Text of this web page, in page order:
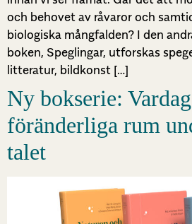
och behovet av råvaror och
biologiska mångfalden? I den
boken, Speglingar, utforskas
litteratur, bildkonst […]
Ny bokserie:
föränderliga rum
talet